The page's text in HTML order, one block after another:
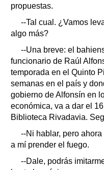
propuestas.
--Tal cual. ¿Vamos
algo más?
--Una breve: el
funcionario de Raúl
temporada en el Quinto
semanas en el país y
gobierno de Alfonsín en
económica, va a dar el
Biblioteca Rivadavia.
--Ni hablar, pero
a mí prender el fuego.
--Dale, podrás